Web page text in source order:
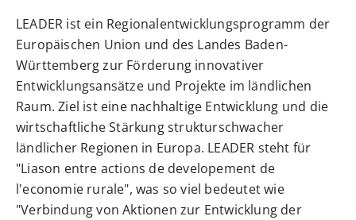
LEADER ist ein Regionalentwicklungsprogramm der
Europäischen Union und des Landes Baden-
Württemberg zur Förderung innovativer
Entwicklungsansätze und Projekte im ländlichen
Raum. Ziel ist eine nachhaltige Entwicklung und die
wirtschaftliche Stärkung strukturschwacher
ländlicher Regionen in Europa. LEADER steht für
"Liason entre actions de developement de
l'economie rurale", was so viel bedeutet wie
"Verbindung von Aktionen zur Entwicklung der